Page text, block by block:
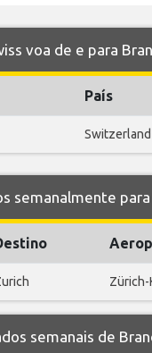
voa de e para
País
Switzerland
semanalmente
Zürich-
semanais de